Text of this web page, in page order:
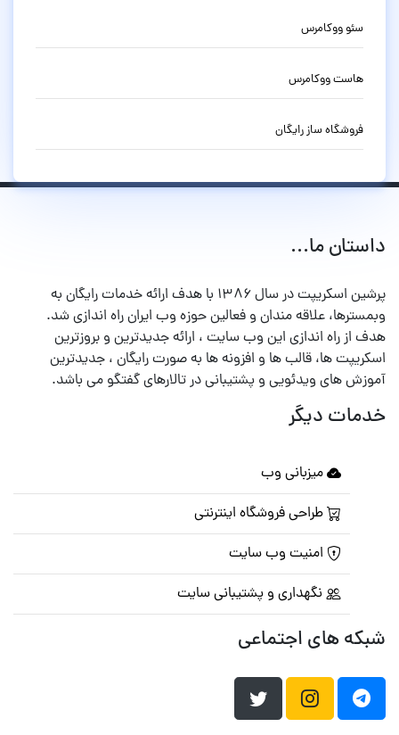
سئو ووکامرس
هاست ووکامرس
فروشگاه ساز رایگان
داستان ما...
پرشین اسکریپت در سال ۱۳۸۶ با هدف ارائه خدمات رایگان به
وبمسترها، علاقه مندان و فعالین حوزه وب ایران راه اندازی شد.
هدف از راه اندازی این وب سایت ، ارائه جدیدترین و بروزترین
اسکریپت ها، قالب ها و افزونه ها به صورت رایگان ، جدیدترین
آموزش های ویدئویی و پشتیبانی در تالارهای گفتگو می باشد.
خدمات دیگر
میزبانی وب
طراحی فروشگاه اینترنتی
امنیت وب سایت
نگهداری و پشتیبانی سایت
شبکه های اجتماعی